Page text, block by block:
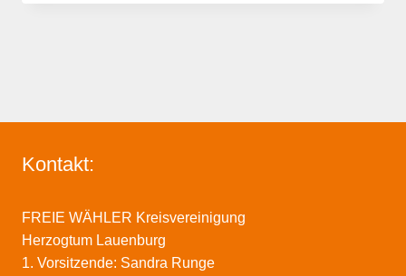
Kontakt:
FREIE WÄHLER Kreisvereinigung
Herzogtum Lauenburg
1. Vorsitzende: Sandra Runge